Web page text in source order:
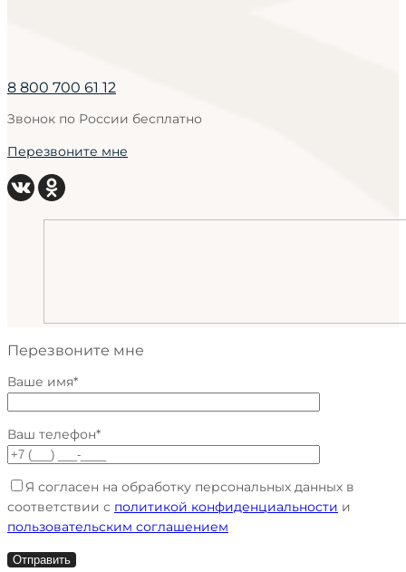
8 800 700 61 12
Звонок по России бесплатно
Перезвоните мне
Перезвоните мне
Ваше имя*
Ваш телефон*
Я согласен на обработку персональных данных в
соответствии с политикой конфиденциальности и
пользовательским соглашением